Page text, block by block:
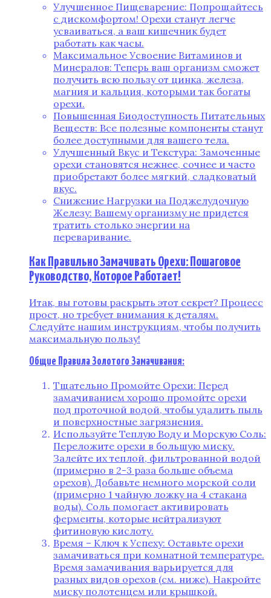
Улучшенное Пищеварение: Попрощайтесь
с дискомфортом! Орехи станут легче
усваиваться, а ваш кишечник будет
работать как часы.
Максимальное Усвоение Витаминов и
Минералов: Теперь ваш организм сможет
получить всю пользу от цинка, железа,
магния и кальция, которыми так богаты
орехи.
Повышенная Биодоступность Питательных
Веществ: Все полезные компоненты станут
более доступными для вашего тела.
Улучшенный Вкус и Текстура: Замоченные
орехи становятся нежнее, сочнее и часто
приобретают более мягкий, сладковатый
вкус.
Снижение Нагрузки на Поджелудочную
Железу: Вашему организму не придется
тратить столько энергии на
переваривание.
Как Правильно Замачивать Орехи: Пошаговое
Руководство, Которое Работает!
Итак, вы готовы раскрыть этот секрет? Процесс
прост, но требует внимания к деталям.
Следуйте нашим инструкциям, чтобы получить
максимальную пользу!
Общие Правила Золотого Замачивания:
Тщательно Промойте Орехи: Перед
замачиванием хорошо промойте орехи
под проточной водой, чтобы удалить пыль
и поверхностные загрязнения.
Используйте Теплую Воду и Морскую Соль:
Переложите орехи в большую миску.
Залейте их теплой, фильтрованной водой
(примерно в 2-3 раза больше объема
орехов). Добавьте немного морской соли
(примерно 1 чайную ложку на 4 стакана
воды). Соль помогает активировать
ферменты, которые нейтрализуют
фитиновую кислоту.
Время – Ключ к Успеху: Оставьте орехи
замачиваться при комнатной температуре.
Время замачивания варьируется для
разных видов орехов (см. ниже). Накройте
миску полотенцем или крышкой.